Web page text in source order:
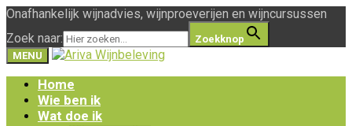
Onafhankelijk wijnadvies, wijnproeverijen en wijncursussen
Zoek naar:
Zoekknop
MENU
Home
Wie ben ik
Wat doe ik